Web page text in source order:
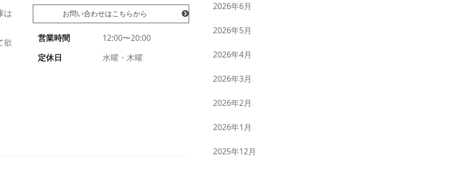
は
欲
お問い合わせはこちらから
営業時間
12:00〜20:00
定休日
水曜・木曜
2026年6月
2026年5月
2026年4月
2026年3月
2026年2月
2026年1月
2025年12月